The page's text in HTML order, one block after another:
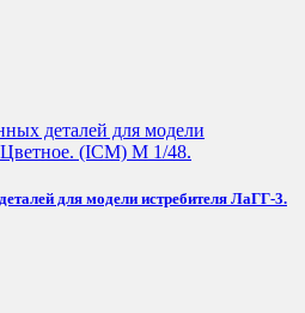
для модели истребителя ЛаГГ-3.